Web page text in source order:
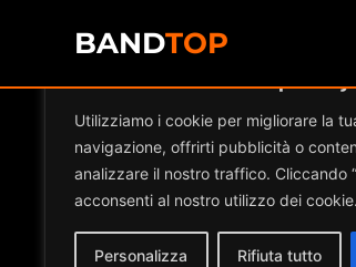
Utilizziamo i cookie per migliorare la
navigazione, offrirti pubblicità o
analizzare il nostro traffico. Cliccando
acconsenti al nostro utilizzo dei cookie.
Personalizza Rifiuta tutto
BANDTOP
NO-XS